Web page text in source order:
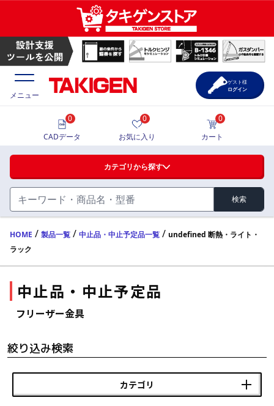
ハンドル・取手・つまみ・周辺機器
FA・A
FB・B
ファスナー・ラッチ錠・キャッチ・錠前装置・周
FC・C
電気錠・インターロック
キースイッチ
価格一覧
製品カタログ
CAD一覧
メニュー
カテゴリから探す
検索
0
CADデータ
0
お気に入り
0
カート
ゲスト様
ログイン
HOME / 製品一覧 / 中止品・中止予定品一覧 / undefined 断熱・ライト・
ラック
中止品・中止予定品
フリーザー金具
絞り込み検索
カテゴリ